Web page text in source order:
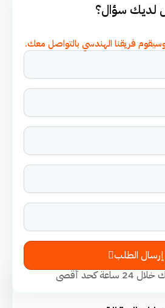
لديك سؤال؟
فريقنا الهندسي بالتواصل معك.
إرسال الطلب
كحد أقصى